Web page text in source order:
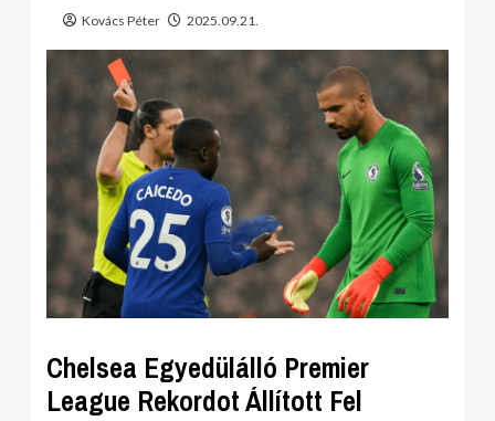
Kovács Péter 2025.09.21.
Chelsea Egyedülálló Premier
League Rekordot Állított Fel